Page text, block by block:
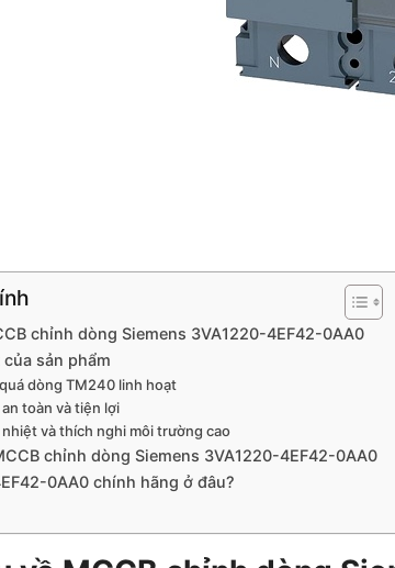
chỉnh dòng Siemens 3VA1220-4EF42-0AA0
sản phẩm
dòng TM240 linh hoạt
toàn và tiện lợi
nhiệt và thích nghi môi trường cao
chỉnh dòng Siemens 3VA1220-4EF42-0AA0
0AA0 chính hãng ở đâu?